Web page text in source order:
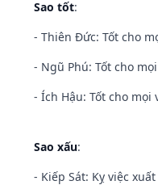
Sao tốt:
- Thiên Đức: Tốt cho
- Ngũ Phú: Tốt cho
- Ích Hậu: Tốt cho
Sao xấu:
- Kiếp Sát: Kỵ việc